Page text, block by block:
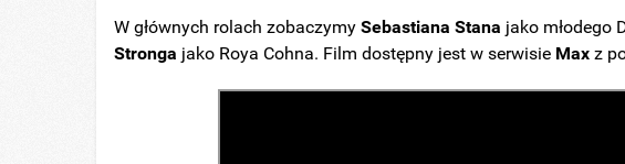
W głównych rolach zobaczymySebastiana Stana jako młodego
Stronga jako Roya Cohna. Film dostępny jest w serwisie Max z